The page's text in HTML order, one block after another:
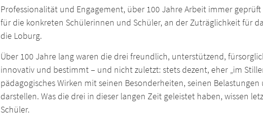
Professionalität und Engagement, über 100 Jahre Arbeit immer
für die konkreten Schülerinnen und Schüler, an der Zuträglichkeit für
die Loburg.
Über 100 Jahre lang waren die drei freundlich, unterstützend,
innovativ und bestimmt – und nicht zuletzt: stets dezent, eher „im
pädagogisches Wirken mit seinen Besonderheiten, seinen
darstellen. Was die drei in dieser langen Zeit geleistet haben, wissen
Schüler.